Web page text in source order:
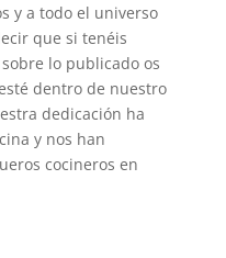
y a todo el universo
que si tenéis
lo publicado os
dentro de nuestro
dedicación ha
y nos han
cocineros en